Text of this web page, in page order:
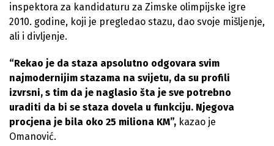
inspektora za kandidaturu za Zimske olimpijske igre
2010. godine, koji je pregledao stazu, dao svoje mišljenje,
ali i divljenje.
“Rekao je da staza apsolutno odgovara svim
najmodernijim stazama na svijetu, da su profili
izvrsni, s tim da je naglasio šta je sve potrebno
uraditi da bi se staza dovela u funkciju. Njegova
procjena je bila oko 25 miliona KM”, kazao je
Omanović.